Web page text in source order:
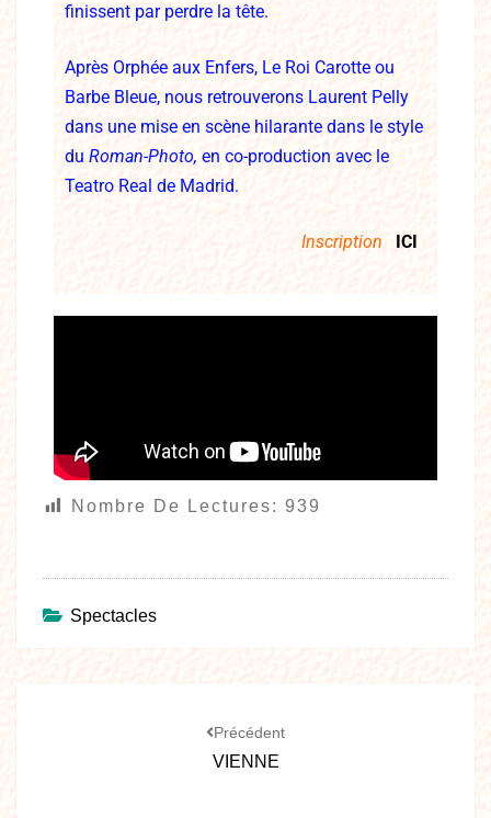
finissent par perdre la tête.
Après Orphée aux Enfers, Le Roi Carotte ou
Barbe Bleue, nous retrouverons Laurent Pelly
dans une mise en scène hilarante dans le style
du Roman-Photo, en co-production avec le
Teatro Real de Madrid.
Inscription ICI
Nombre De Lectures: 939
Spectacles
Précédent
VIENNE